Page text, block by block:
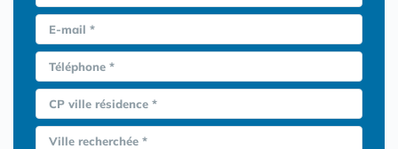
E-mail *
Téléphone *
CP ville résidence *
Ville recherchée *